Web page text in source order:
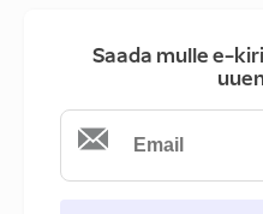
Saada mulle e-